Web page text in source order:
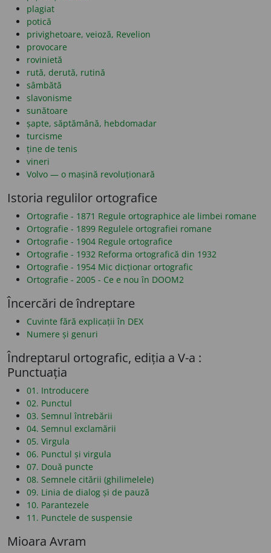
plagiat
potică
privighetoare, veioză, Revelion
provocare
rovinietă
rută, derută, rutină
sâmbătă
slavonisme
sunătoare
șapte, săptămână, hebdomadar
turcisme
ține de tenis
vineri
Volvo — o mașină revoluționară
Istoria regulilor ortografice
Ortografie - 1871 Regule ortographice ale limbei romane
Ortografie - 1899 Regulele ortografiei romane
Ortografie - 1904 Regule ortografice
Ortografie - 1932 Reforma ortografică din 1932
Ortografie - 1954 Mic dicționar ortografic
Ortografie - 2005 - Ce e nou în DOOM2
Încercări de îndreptare
Cuvinte fără explicații în DEX
Numere și genuri
Îndreptarul ortografic, ediția a V-a :
Punctuația
01. Introducere
02. Punctul
03. Semnul întrebării
04. Semnul exclamării
05. Virgula
06. Punctul și virgula
07. Două puncte
08. Semnele citării (ghilimelele)
09. Linia de dialog și de pauză
10. Parantezele
11. Punctele de suspensie
Mioara Avram